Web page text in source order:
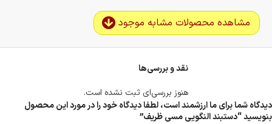
مشاهده محصولات مشابه موجود
نقد و بررسی‌ها
هنوز بررسی‌ای ثبت نشده است.
دیدگاه شما برای ما ارزشمند است، لطفا دیدگاه خود را در مورد این محصول
بنویسید “دستبند النگویی مسی ظریف”